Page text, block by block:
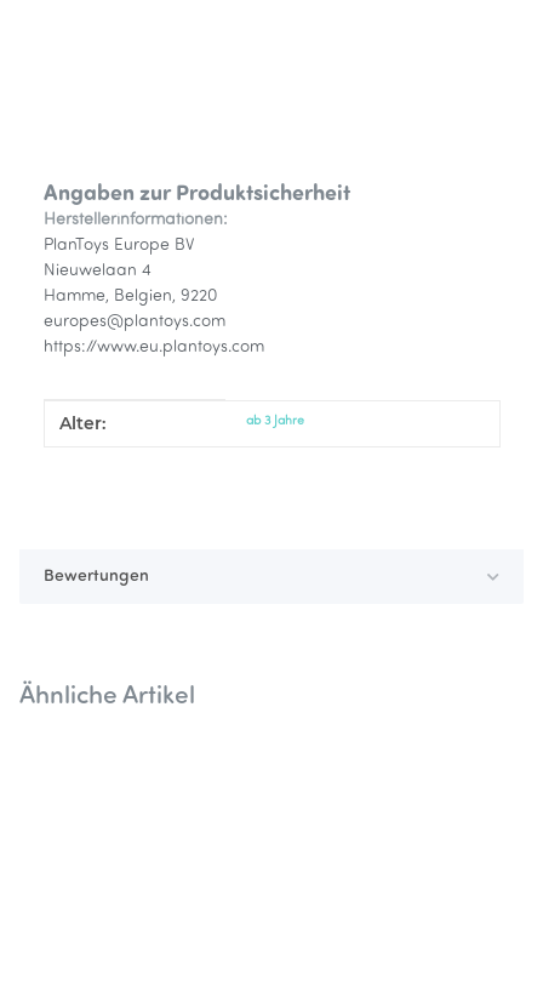
Angaben zur Produktsicherheit
Herstellerinformationen:
PlanToys Europe BV
Nieuwelaan 4
Hamme, Belgien, 9220
europes@plantoys.com
https://www.eu.plantoys.com
Produkteigenschaft
Wert
Alter: ab 3 Jahre
Bewertungen
Ähnliche Artikel